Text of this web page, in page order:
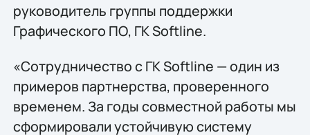
руководитель группы поддержки
Графического ПО, ГК Softline.
«Сотрудничество с ГК Softline — один из
примеров партнерства, проверенного
временем. За годы совместной работы мы
сформировали устойчивую систему